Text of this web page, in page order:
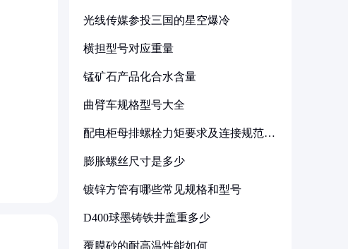
光线传媒参投三国的星空爆冷
横担型号对应重量
锰矿石产品化合水含量
曲臂车规格型号大全
配电柜母排螺栓力矩要求及连接规范详
膨胀螺丝尺寸是多少
镀锌方管有哪些常见规格和型号
D400球墨铸铁井盖重多少
覆膜砂的耐高温性能如何